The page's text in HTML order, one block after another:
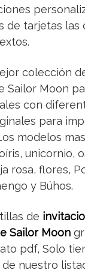
de tarjetas las
colección
Sailor Moon
con
para
modelos
unicornio,
rosa, flores,
y Búhos.
de
Sailor Moon
pdf, Solo
nuestro